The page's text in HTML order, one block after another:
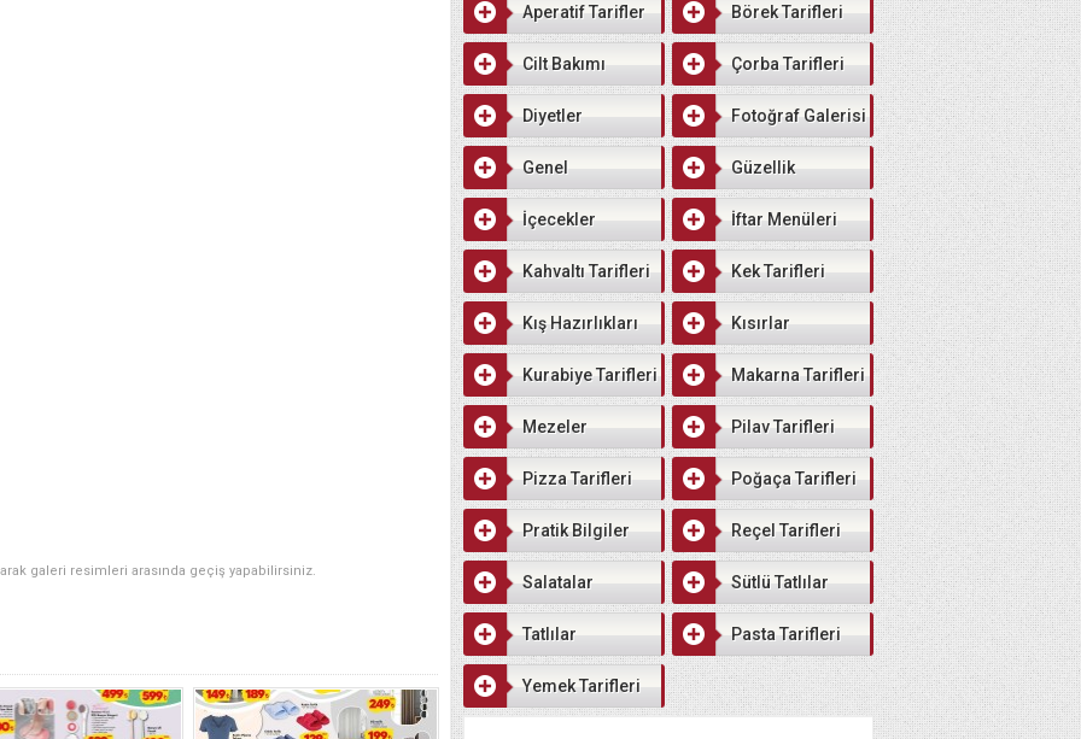
galeri resimleri arasında geçiş yapabilirsiniz.
Aperatif Tarifler Börek Tarifleri
Cilt Bakımı Çorba Tarifleri
Diyetler Fotoğraf Galerisi
Genel Güzellik
İçecekler İftar Menüleri
Kahvaltı Tarifleri Kek Tarifleri
Kış Hazırlıkları Kısırlar
Kurabiye Tarifleri Makarna Tarifleri
Mezeler Pilav Tarifleri
Pizza Tarifleri Poğaça Tarifleri
Pratik Bilgiler Reçel Tarifleri
Salatalar Sütlü Tatlılar
Tatlılar Pasta Tarifleri
Yemek Tarifleri